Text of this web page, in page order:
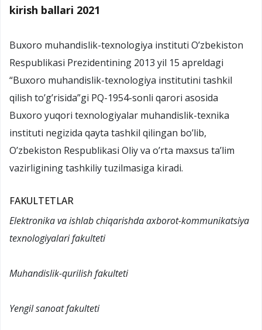
kirish ballari 2021
Buxoro muhandislik-texnologiya instituti O’zbekiston
Respublikasi Prezidentining 2013 yil 15 apreldagi
“Buxoro muhandislik-texnologiya institutini tashkil
qilish to’g’risida”gi PQ-1954-sonli qarori asosida
Buxoro yuqori texnologiyalar muhandislik-texnika
instituti negizida qayta tashkil qilingan bo’lib,
O’zbekiston Respublikasi Oliy va o’rta maxsus ta’lim
vazirligining tashkiliy tuzilmasiga kiradi.
FAKULTETLAR
Elektronika va ishlab chiqarishda axborot-kommunikatsiya
texnologiyalari fakulteti
Muhandislik-qurilish fakulteti
Yengil sanoat fakulteti